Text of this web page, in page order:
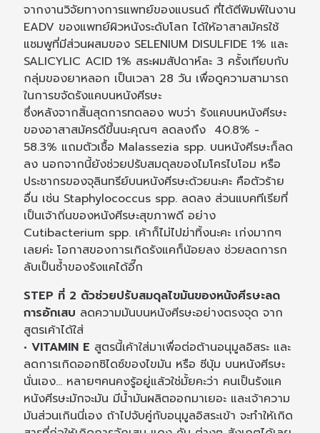
จากงานวิจัยทางการแพทย์ของแบรนด์ ที่ได้ตีพิมพ์ในงาน
EADV ของแพทย์ผิวหนังระดับโลก ได้ให้อาสาสมัครใช้
แชมพูที่มีส่วนผสมของ SELENIUM DISULFIDE 1% และ
SALICYLIC ACID 1% สระผมสัปดาห์ละ 3 ครั้งเทียบกับ
กลุ่มของยาหลอก เป็นเวลา 28 วัน เพื่อดูความสามารถ
ในการขจัดรังแคบนหนังศีรษะ
ซึ่งหลังจากสิ้นสุดการทดลอง พบว่า รังแคบนหนังศีรษะ
ของอาสาสมัครดีขึ้นนะคุณๆ ลดลงถึง 40.8% -
58.3% แถมตัวเชื้อ Malassezia spp. บนหนังศีรษะก็ลด
ลง นอกจากนี้ยังช่วยปรับสมดุลของไมโครไบโอม หรือ
ประชากรของจุลินทรีย์บนหนังศีรษะด้วยนะคะ คือตัวร้าย
อื่น เช่น Staphylococcus spp. ลดลง ส่วนแบคทีเรียที่
เป็นเจ้าถิ่นของหนังศีรษะสุขภาพดี อย่าง
Cutibacterium spp. เค้าก็ไม่ไปฆ่าทิ้งนะคะ เก่งมากๆ
เลยค่ะ โอกาสของการเกิดรังแคก็น้อยลง ช่วยลดการก
ลับเป็นซ้ำของรังแคได้อี๊ก
STEP ที่ 2 ตัวช่วยปรับสมดุลไขมันของหนังศีรษะลด
การอักเสบ ลดความมันบนหนังศีรษะอย่างตรงจุด จาก
สูตรเค้าได้ใส่
• VITAMIN E สูตรนี้เค้าใส่มาเพื่อต่อต้านอนุมูลอิสระ และ
ลดการเกิดออกซิไดซ์ของไขมัน หรือ ซีบุ้ม บนหนังศีรษะ
นั่นเอง... หลายๆคนคงรู้อยู่แล้วใช่มั้ยคะว่า คนเป็นรังแค
หนังศีรษะมักจะมัน มีน้ำมันผลิตออกมาเยอะ และเจ้าความ
มันส่วนเกินนี่เอง ถ้าไปจับคู่กับอนุมูลอิสระเข้า จะทำให้เกิด